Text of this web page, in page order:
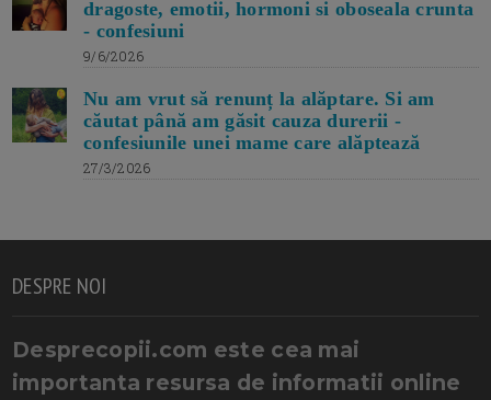
dragoste, emotii, hormoni si oboseala crunta
- confesiuni
9/6/2026
Nu am vrut să renunț la alăptare. Si am
căutat până am găsit cauza durerii -
confesiunile unei mame care alăptează
27/3/2026
DESPRE NOI
Desprecopii.com este cea mai
importanta resursa de informatii online